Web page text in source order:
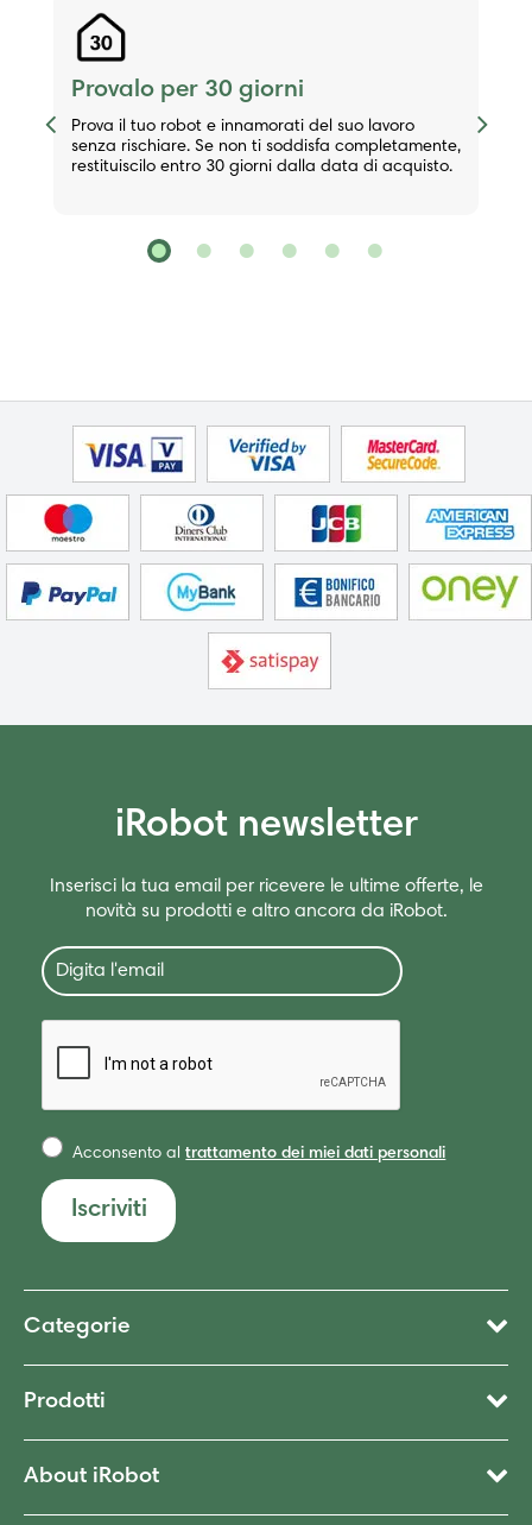
Previous
Provalo per 30 giorni
Prova il tuo robot e innamorati del suo lavoro
senza rischiare. Se non ti soddisfa completamente,
restituiscilo entro 30 giorni dalla data di acquisto.
Next
iRobot newsletter
Inserisci la tua email per ricevere le ultime offerte, le
novità su prodotti e altro ancora da iRobot.
Acconsento altrattamento dei miei dati personali
Iscriviti
Categorie
Prodotti
About iRobot